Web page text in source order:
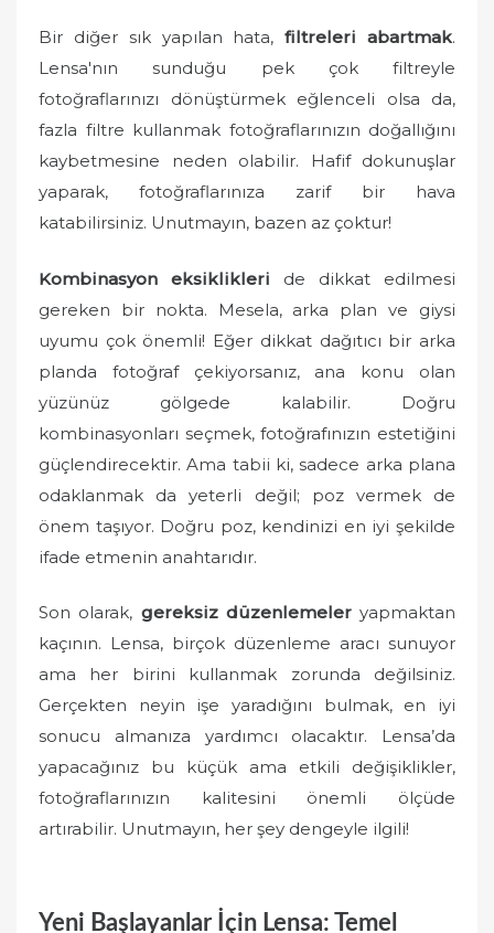
Bir diğer sık yapılan hata,filtreleri abartmak.
Lensa'nın sunduğu pek çok filtreyle
fotoğraflarınızı dönüştürmek eğlenceli olsa da,
fazla filtre kullanmak fotoğraflarınızın doğallığını
kaybetmesine neden olabilir. Hafif dokunuşlar
yaparak, fotoğraflarınıza zarif bir hava
katabilirsiniz. Unutmayın, bazen az çoktur!
Kombinasyon eksiklikleri de dikkat edilmesi
gereken bir nokta. Mesela, arka plan ve giysi
uyumu çok önemli! Eğer dikkat dağıtıcı bir arka
planda fotoğraf çekiyorsanız, ana konu olan
yüzünüz gölgede kalabilir. Doğru
kombinasyonları seçmek, fotoğrafınızın estetiğini
güçlendirecektir. Ama tabii ki, sadece arka plana
odaklanmak da yeterli değil; poz vermek de
önem taşıyor. Doğru poz, kendinizi en iyi şekilde
ifade etmenin anahtarıdır.
Son olarak, gereksiz düzenlemeleryapmaktan
kaçının. Lensa, birçok düzenleme aracı sunuyor
ama her birini kullanmak zorunda değilsiniz.
Gerçekten neyin işe yaradığını bulmak, en iyi
sonucu almanıza yardımcı olacaktır. Lensa’da
yapacağınız bu küçük ama etkili değişiklikler,
fotoğraflarınızın kalitesini önemli ölçüde
artırabilir. Unutmayın, her şey dengeyle ilgili!
Yeni Başlayanlar İçin Lensa: Temel